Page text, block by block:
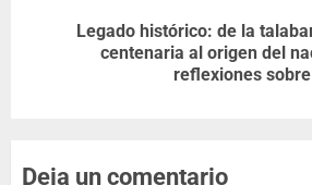
Legado histórico: de la
centenaria al origen del
reflexiones
Deja un comentario